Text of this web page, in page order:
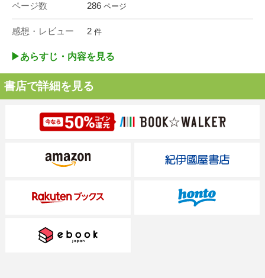
ページ数 286 ページ
感想・レビュー 2 件
▶︎あらすじ・内容を見る
書店で詳細を見る